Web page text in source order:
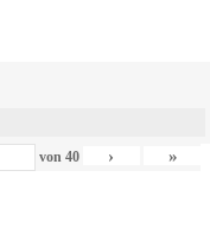
von 40 › »